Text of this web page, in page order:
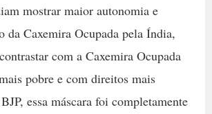
mostrar maior autonomia e
da Caxemira Ocupada pela Índia,
com a Caxemira Ocupada
pobre e com direitos mais
essa máscara foi completamente